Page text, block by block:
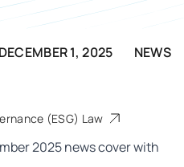
DECEMBER 1, 2025
NEWS
(ESG) Law